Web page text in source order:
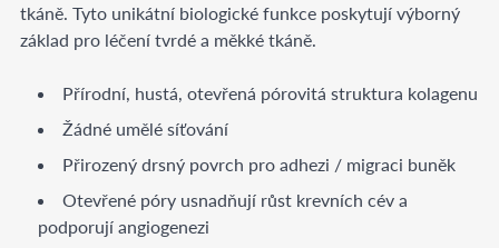
tkáně. Tyto unikátní biologické funkce poskytují výborný
základ pro léčení tvrdé a měkké tkáně.
Přírodní, hustá, otevřená pórovitá struktura kolagenu
Žádné umělé síťování
Přirozený drsný povrch pro adhezi / migraci buněk
Otevřené póry usnadňují růst krevních cév a
podporují angiogenezi